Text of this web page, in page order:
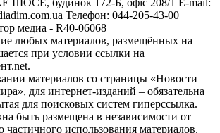
Телефон: 044-205-43-00
медиа - R40-06068
любых материалов, размещённых на
при условии ссылки на
материалов со страницы «Новости
для интернет-изданий – обязательна
для поисковых систем гиперссылка.
быть размещена в независимости от
частичного использования материалов.